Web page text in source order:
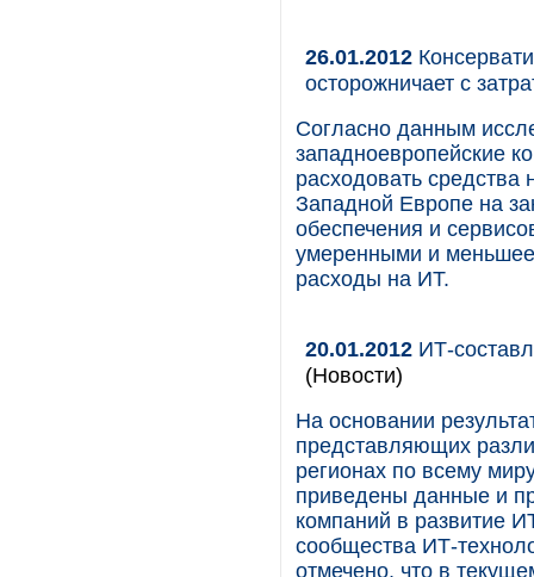
26.01.2012
осторожничает с
Согласно данным
западноевропейские
расходовать
Западной Европе на
обеспечения и
умеренными и меньшее
расходы на ИТ.
20.01.2012 ИТ-
(Новости)
На основании
представляющих
регионах по всему
приведены данные и
компаний в развитие
сообщества ИТ-
отмечено, что в